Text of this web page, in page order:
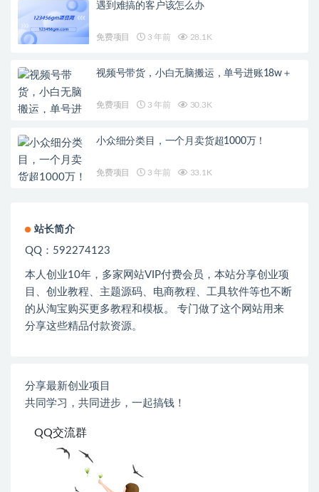
遇到难搞的客户该怎么办
免费项目 3 年前 28.1K
视频号带货，小白无脑搬运，单号进账18w＋
免费项目 3 年前 30.3K
小众细分类目，一个月卖货超1000万！
免费项目 3 年前 33.1K
站长简介
QQ：592274123
本人创业10年，多家网站VIP付费会员，本站分享创业项
目、创业教程、主题源码、电商教程、工具软件等也不断
的从淘宝购买更多教程和模板。 专门做了这个网站用来
分享这些精品付款资源。
分享最新创业项目
共同学习，共同进步，一起搞钱！
QQ交流群